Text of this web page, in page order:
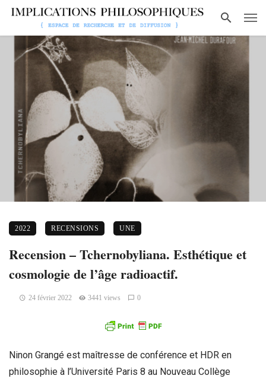
2022 RECENSIONS UNE
Recension – Tchernobyliana. Esthétique et
cosmologie de l’âge radioactif.
24 février 2022 3441 views 0
Ninon Grangé est maîtresse de conférence et HDR en
philosophie à l’Université Paris 8 au Nouveau Collège